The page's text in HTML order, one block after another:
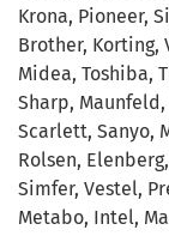
Krona, Pioneer,
Brother, Korting,
Midea, Toshiba,
Sharp, Maunfeld,
Scarlett, Sanyo,
Rolsen,
Simfer, Vestel,
Metabo, Intel,